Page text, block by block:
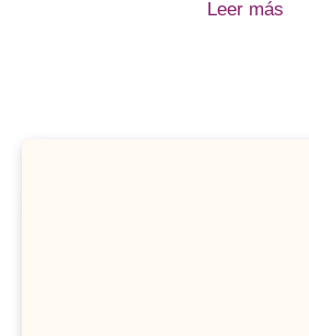
Leer más